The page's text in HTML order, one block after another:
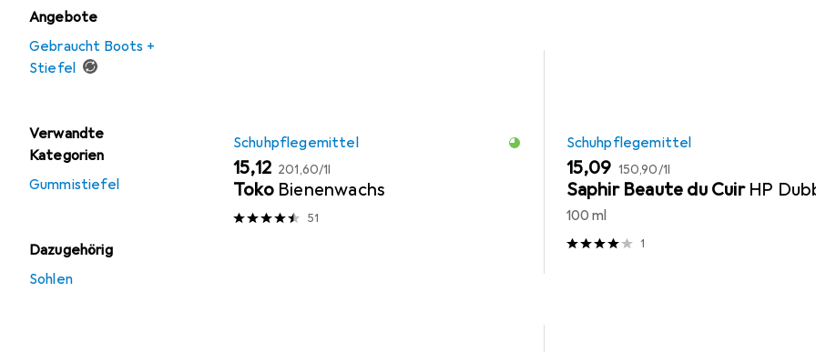
Angebote
Gebraucht Boots +
Stiefel
Verwandte
Kategorien
Gummistiefel
Dazugehörig
Sohlen
Schuhpflegemittel
EUR
15,12 EUR
201,60/1l
Toko Bienenwachs
51
Schuhpflegemittel
EUR
15,09 EUR
150,90/1l
Saphir Beaute du Cuir HP
100 ml
1